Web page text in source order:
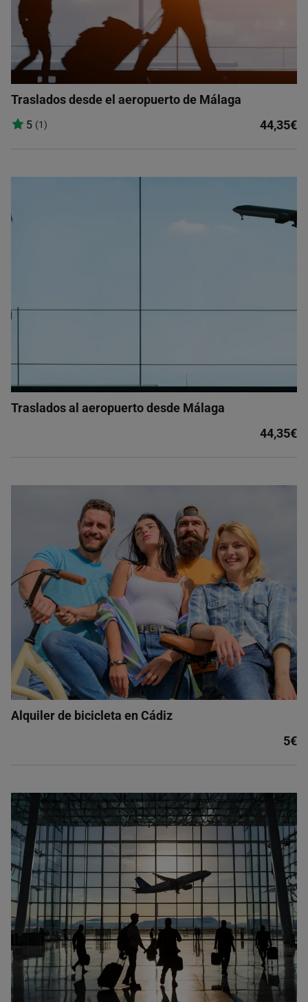
Traslados desde el aeropuerto de Málaga
5 (1) 44,35€
Traslados al aeropuerto desde Málaga
44,35€
Alquiler de bicicleta en Cádiz
5€